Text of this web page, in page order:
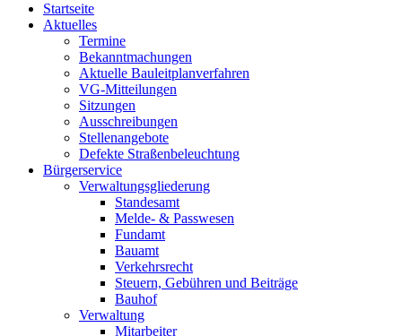
Startseite
Aktuelles
Termine
Bekanntmachungen
Aktuelle Bauleitplanverfahren
VG-Mitteilungen
Sitzungen
Ausschreibungen
Stellenangebote
Defekte Straßenbeleuchtung
Bürgerservice
Verwaltungsgliederung
Standesamt
Melde- & Passwesen
Fundamt
Bauamt
Verkehrsrecht
Steuern, Gebühren und Beiträge
Bauhof
Verwaltung
Mitarbeiter